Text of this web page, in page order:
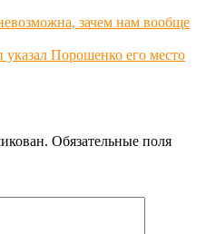
зачем нам вообще
указал Порошенко его место
Обязательные поля